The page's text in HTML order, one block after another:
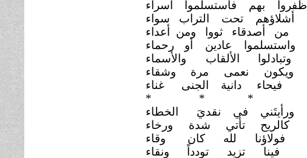
ظفروا بهم فاستسلموا
أسراء
أشلاؤهم تحت التراب سواء
من أصدقاء ثووا ومن أعداء
واستسلموا عادين أو
رحماء
وتبادلوا الألقاب
والأسماء
ويكون نعمى مرة
وشقاء
فيحاء دانية الجنى
غناء
* *
*
ورأيتَني في نقديَ
الخطاء
كالريح تأتي شدة
ورخاء
فولاؤنا لله كان
وقاء
فينا تزيد تودداً
ونقاء